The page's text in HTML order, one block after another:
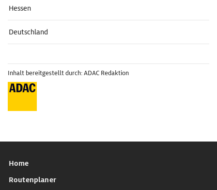
Hessen
Deutschland
Inhalt bereitgestellt durch: ADAC Redaktion
Home
Routenplaner